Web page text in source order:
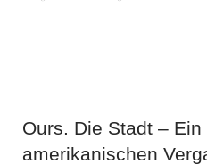
Ours. Die Stadt –
amerikanischen